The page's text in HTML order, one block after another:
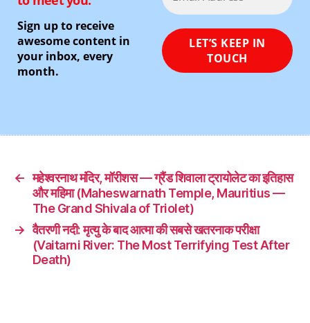
Sign up to receive
awesome content in
your inbox, every
month.
← महेश्वरनाथ मंदिर, मॉरीशस — ग्रैंड शिवाला ट्रायोलेट का इतिहास
और महिमा (Maheswarnath Temple, Mauritius —
The Grand Shivala of Triolet)
→ वैतरणी नदी: मृत्यु के बाद आत्मा की सबसे खतरनाक परीक्षा
(Vaitarni River: The Most Terrifying Test After
Death)